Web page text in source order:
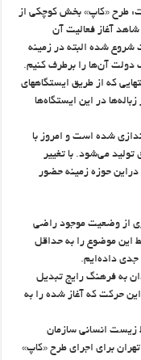
طرح «کاپ» بخش کوچکی از
آغاز فعالیت آن
شده البته در زمینه
دولت آن‌ها را برطرف کنیم.
که از طریق ایستگاههای
در این ایستگاه‌ها
شده است و امروز با
برق تولید می‌شود. با تغییر
حوزه زمینه حضور
از وضعیت موجود راضی
این موضوع را به حداقل
جدی داده‌ایم.
به فرهنگ رایج تبدیل
حرکت که آغاز شده را به
زیست انسانی سازمان
برای اجرای طرح «کاپ»